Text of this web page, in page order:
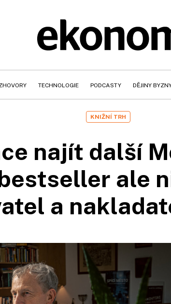
TECHNOLOGIE PODCASTY DĚJINY
KNIŽNÍ TRH
najít další
ale
a